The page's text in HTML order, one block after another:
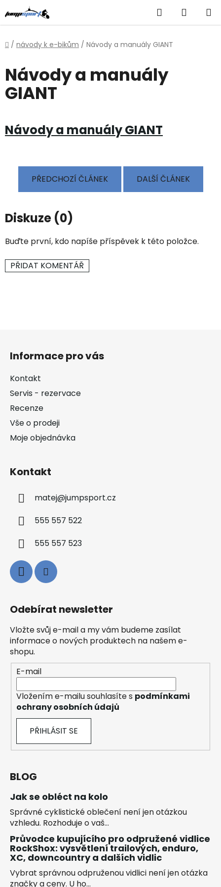
na
obsah
Hledat
KOŠÍK
Domů
/ návody k e-bikům / Návody a manuály GIANT
Návody a manuály
GIANT
Návody a manuály GIANT
PŘEDCHOZÍ ČLÁNEK DALŠÍ ČLÁNEK
Diskuze (0)
Buďte první, kdo napíše příspěvek k této položce.
PŘIDAT KOMENTÁŘ
Informace pro vás
Kontakt
Servis - rezervace
Recenze
Vše o prodeji
Moje objednávka
Kontakt
matej@jumpsport.cz
555 557 522
555 557 523
Odebírat newsletter
Vložte svůj e-mail a my vám budeme zasílat
informace o nových produktech na našem e-
shopu.
E-mail
Vložením e-mailu souhlasíte s podmínkami
ochrany osobních údajů
PŘIHLÁSIT SE
BLOG
Jak se obléct na kolo
Správné cyklistické oblečení není jen otázkou
vzhledu. Rozhoduje o vaš...
Průvodce kupujícího pro odpružené vidlice
RockShox: vysvětlení trailových, enduro,
XC, downcountry a dalších vidlic
Vybrat správnou odpruženou vidlici není jen otázka
značky a ceny. U ho...